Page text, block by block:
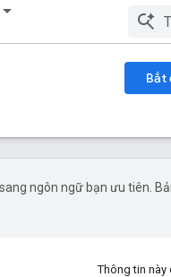
Bắt
ngôn ngữ bạn ưu tiên.
Thông tin